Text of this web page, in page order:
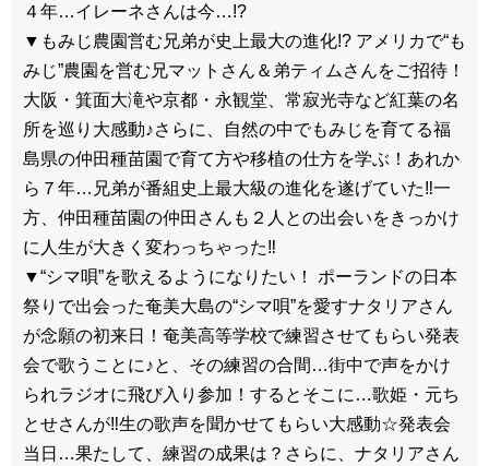
４年…イレーネさんは今…!?
▼もみじ農園営む兄弟が史上最大の進化!? アメリカで“も
みじ”農園を営む兄マットさん＆弟ティムさんをご招待！
大阪・箕面大滝や京都・永観堂、常寂光寺など紅葉の名
所を巡り大感動♪さらに、自然の中でもみじを育てる福
島県の仲田種苗園で育て方や移植の仕方を学ぶ！あれか
ら７年…兄弟が番組史上最大級の進化を遂げていた‼一
方、仲田種苗園の仲田さんも２人との出会いをきっかけ
に人生が大きく変わっちゃった‼
▼“シマ唄”を歌えるようになりたい！ ポーランドの日本
祭りで出会った奄美大島の“シマ唄”を愛すナタリアさん
が念願の初来日！奄美高等学校で練習させてもらい発表
会で歌うことに♪と、その練習の合間…街中で声をかけ
られラジオに飛び入り参加！するとそこに…歌姫・元ち
とせさんが‼生の歌声を聞かせてもらい大感動☆発表会
当日…果たして、練習の成果は？さらに、ナタリアさん